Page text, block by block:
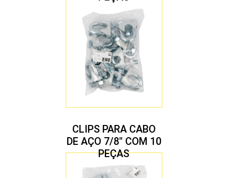
CLIPS PARA CABO
DE AÇO 7/8″ COM 10
PEÇAS